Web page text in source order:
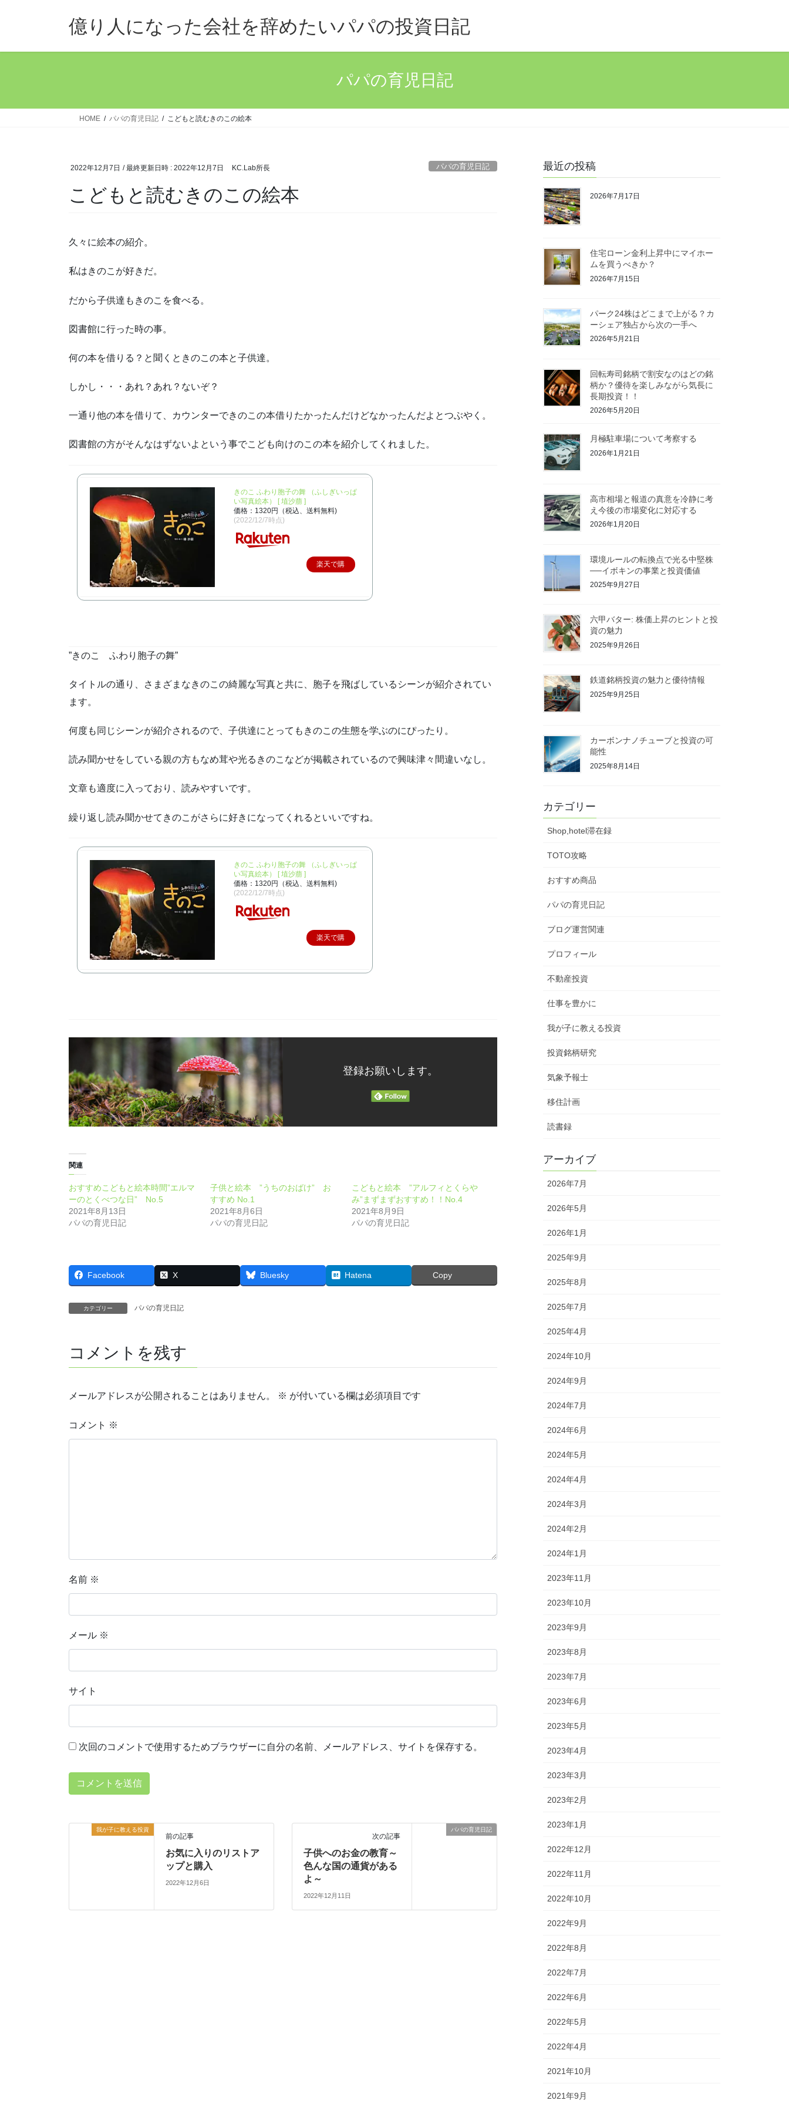
億り人になった会社を辞めたいパパの投資日記
パパの育児日記
HOME パパの育児日記 こどもと読むきのこの絵本
2022年12月7日 / 最終更新日時 : 2022年12月7日 KC.Lab所長 パパの育児日記
こどもと読むきのこの絵本
久々に絵本の紹介。
私はきのこが好きだ。
だから子供達もきのこを食べる。
図書館に行った時の事。
何の本を借りる？と聞くときのこの本と子供達。
しかし・・・あれ？あれ？ないぞ？
一通り他の本を借りて、カウンターできのこの本借りたかったんだけどなかったんだよとつぶやく。
図書館の方がそんなはずないよという事でこども向けのこの本を紹介してくれました。
きのこ ふわり胞子の舞 （ふしぎいっぱ
い写真絵本） [ 埴沙萠 ]
価格：1320円（税込、送料無料)
(2022/12/7時点)
楽天で購
”きのこ ふわり胞子の舞”
タイトルの通り、さまざまなきのこの綺麗な写真と共に、胞子を飛ばしているシーンが紹介されてい
ます。
何度も同じシーンが紹介されるので、子供達にとってもきのこの生態を学ぶのにぴったり。
読み聞かせをしている親の方もなめ茸や光るきのこなどが掲載されているので興味津々間違いなし。
文章も適度に入っており、読みやすいです。
繰り返し読み聞かせてきのこがさらに好きになってくれるといいですね。
きのこ ふわり胞子の舞 （ふしぎいっぱ
い写真絵本） [ 埴沙萠 ]
価格：1320円（税込、送料無料)
(2022/12/7時点)
楽天で購
登録お願いします。
関連
おすすめこどもと絵本時間”エルマ
ーのとくべつな日” No.5
2021年8月13日
パパの育児日記
子供と絵本 ”うちのおばけ” お
すすめ No.1
2021年8月6日
パパの育児日記
こどもと絵本 ”アルフィとくらや
み”まずまずおすすめ！！No.4
2021年8月9日
パパの育児日記
Facebook X Bluesky Hatena Copy
カテゴリー パパの育児日記
コメントを残す
メールアドレスが公開されることはありません。 ※ が付いている欄は必須項目です
コメント ※
名前 ※
メール ※
サイト
次回のコメントで使用するためブラウザーに自分の名前、メールアドレス、サイトを保存する。
我が子に教える投資
前の記事
お気に入りのリストア
ップと購入
2022年12月6日
パパの育児日記
次の記事
子供へのお金の教育～
色んな国の通貨がある
よ～
2022年12月11日
最近の投稿
2026年7月17日
住宅ローン金利上昇中にマイホー
ムを買うべきか？
2026年7月15日
パーク24株はどこまで上がる？カ
ーシェア独占から次の一手へ
2026年5月21日
回転寿司銘柄で割安なのはどの銘
柄か？優待を楽しみながら気長に
長期投資！！
2026年5月20日
月極駐車場について考察する
2026年1月21日
高市相場と報道の真意を冷静に考
え今後の市場変化に対応する
2026年1月20日
環境ルールの転換点で光る中堅株
──イボキンの事業と投資価値
2025年9月27日
六甲バター: 株価上昇のヒントと投
資の魅力
2025年9月26日
鉄道銘柄投資の魅力と優待情報
2025年9月25日
カーボンナノチューブと投資の可
能性
2025年8月14日
カテゴリー
Shop,hotel滞在録
TOTO攻略
おすすめ商品
パパの育児日記
ブログ運営関連
プロフィール
不動産投資
仕事を豊かに
我が子に教える投資
投資銘柄研究
気象予報士
移住計画
読書録
アーカイブ
2026年7月
2026年5月
2026年1月
2025年9月
2025年8月
2025年7月
2025年4月
2024年10月
2024年9月
2024年7月
2024年6月
2024年5月
2024年4月
2024年3月
2024年2月
2024年1月
2023年11月
2023年10月
2023年9月
2023年8月
2023年7月
2023年6月
2023年5月
2023年4月
2023年3月
2023年2月
2023年1月
2022年12月
2022年11月
2022年10月
2022年9月
2022年8月
2022年7月
2022年6月
2022年5月
2022年4月
2021年10月
2021年9月